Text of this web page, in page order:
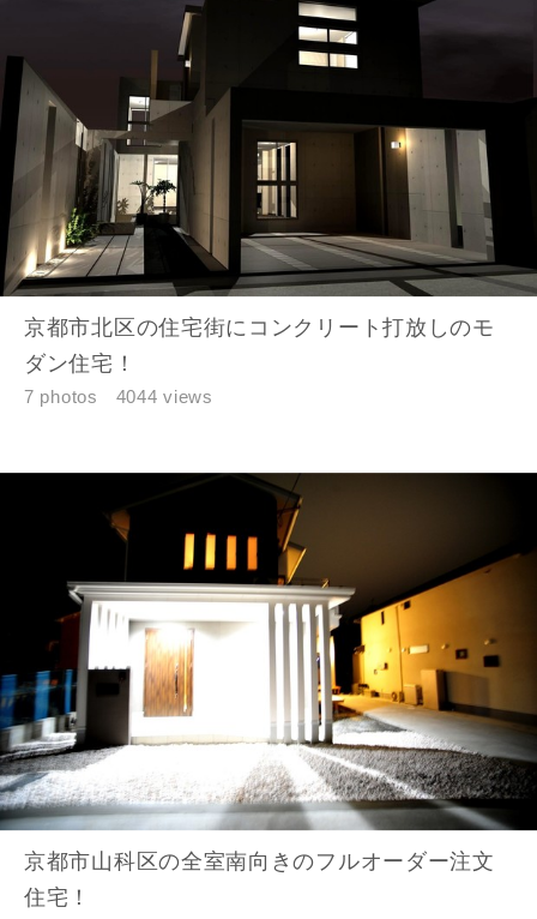
京都市北区の住宅街にコンクリート打放しのモ
ダン住宅！
7 photos 4044 views
京都市山科区の全室南向きのフルオーダー注文
住宅！